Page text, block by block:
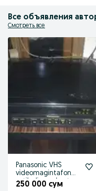
Все объявления
Смотреть все
Panasonic VHS
videomagintafon
sotiladi zapchast
250 000 сум